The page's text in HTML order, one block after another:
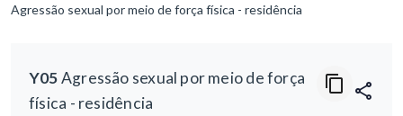
Agressão sexual por meio de força física - residência
Y05Agressão sexual por meio de força
física - residência